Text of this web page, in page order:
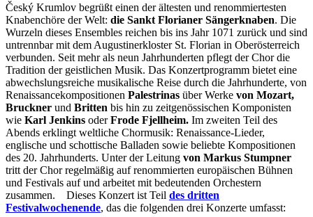
Český Krumlov begrüßt einen der ältesten und renommiertesten
Knabenchöre der Welt: die Sankt Florianer Sängerknaben. Die
Wurzeln dieses Ensembles reichen bis ins Jahr 1071 zurück und sind
untrennbar mit dem Augustinerkloster St. Florian in Oberösterreich
verbunden. Seit mehr als neun Jahrhunderten pflegt der Chor die
Tradition der geistlichen Musik. Das Konzertprogramm bietet eine
abwechslungsreiche musikalische Reise durch die Jahrhunderte, von
Renaissancekompositionen Palestrinas über Werke von Mozart,
Bruckner und Britten bis hin zu zeitgenössischen Komponisten
wie Karl Jenkins oderFrode Fjellheim. Im zweiten Teil des
Abends erklingt weltliche Chormusik: Renaissance-Lieder,
englische und schottische Balladen sowie beliebte Kompositionen
des 20. Jahrhunderts. Unter der Leitung von Markus Stumpner
tritt der Chor regelmäßig auf renommierten europäischen Bühnen
und Festivals auf und arbeitet mit bedeutenden Orchestern
zusammen.
Dieses Konzert ist Teil des dritten
Festivalwochenende, das die folgenden drei Konzerte umfasst: